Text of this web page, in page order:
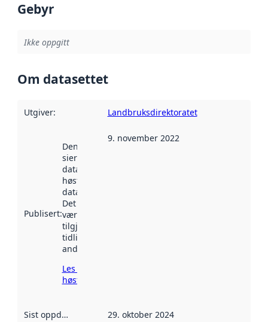
Gebyr
Ikke oppgitt
Om datasettet
Utgiver: Landbruksdirektoratet
Publisert:
Denne datoen
sier når
datasettet ble
høstet av
data.norge.no.
Det kan ha
vært
tilgjengelig
tidligere
andre steder.
Les mer om
høsting her
9. november 2022
Sist oppdatert 29. oktober 2024